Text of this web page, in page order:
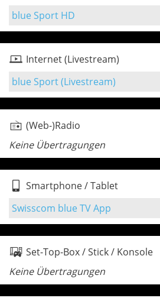
blue Sport HD
Internet (Livestream)
blue Sport (Livestream)
(Web-)Radio
Keine Übertragungen
Smartphone / Tablet
Swisscom blue TV App
Set-Top-Box / Stick / Konsole
Keine Übertragungen